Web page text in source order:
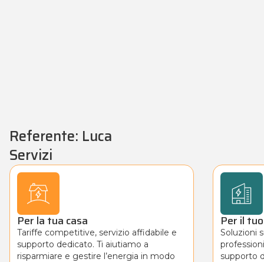
Referente: Luca
Servizi
Per la tua casa
Tariffe competitive, servizio affidabile e
supporto dedicato. Ti aiutiamo a
risparmiare e gestire l’energia in modo
Per il
Soluzioni
supporto